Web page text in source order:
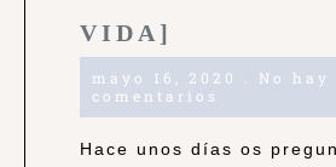
VIDA]
mayo 16, 2020
No hay
comentarios
Hace unos días os